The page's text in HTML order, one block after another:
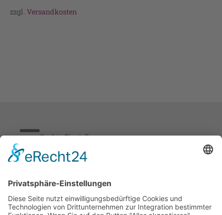
zzgl. Versandkosten
Cookie-Einstellungen